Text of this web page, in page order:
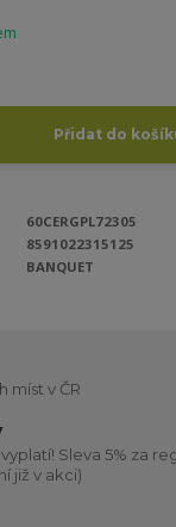
Přidat do
60CERGPL72305
8591022315125
BANQUET
míst v ČR
Sleva 5% za
již v akci)